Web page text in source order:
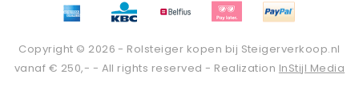
Copyright © 2026 - Rolsteiger kopen bij Steigerverkoop.nl
vanaf € 250,- - All rights reserved - Realization InStijl Media